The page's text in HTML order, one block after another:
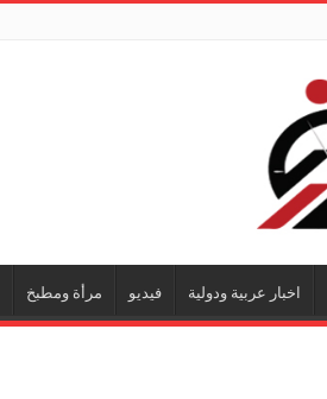
اخبار عربية ودولية فيديو مرأة ومطبخ